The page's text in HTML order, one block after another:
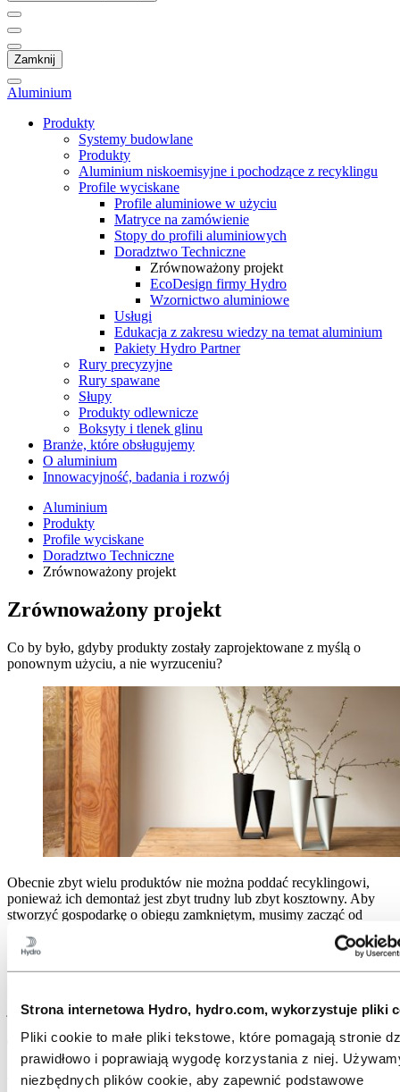
Strona internetowa Hydro, hydro.com, wykorzystuje pliki
Pliki cookie to małe pliki tekstowe, które pomagają stronie
prawidłowo i poprawiają wygodę korzystania z niej.
niezbędnych plików cookie, aby zapewnić podstawowe
Zamknij
Aluminium
Produkty
Systemy budowlane
Produkty
Aluminium niskoemisyjne i pochodzące z recyklingu
Profile wyciskane
Profile aluminiowe w użyciu
Matryce na zamówienie
Stopy do profili aluminiowych
Doradztwo Techniczne
Zrównoważony projekt
EcoDesign firmy Hydro
Wzornictwo aluminiowe
Usługi
Edukacja z zakresu wiedzy na temat aluminium
Pakiety Hydro Partner
Rury precyzyjne
Rury spawane
Słupy
Produkty odlewnicze
Boksyty i tlenek glinu
Branże, które obsługujemy
O aluminium
Innowacyjność, badania i rozwój
Aluminium
Produkty
Profile wyciskane
Doradztwo Techniczne
Zrównoważony projekt
Zrównoważony projekt
Co by było, gdyby produkty zostały zaprojektowane z myślą o
ponownym użyciu, a nie wyrzuceniu?
Obecnie zbyt wielu produktów nie można poddać recyklingowi,
ponieważ ich demontaż jest zbyt trudny lub zbyt kosztowny. Aby
stworzyć gospodarkę o obiegu zamkniętym, musimy zacząć od
projektu i doboru materiałów: wybrać materiały nadające się do
recyklingu i zaprojektować produkty w taki sposób, aby można je
już na desce kreślarskiej.
Trzy rzeczy, które powinieneś wiedzieć o
zrównoważonym projektowaniu